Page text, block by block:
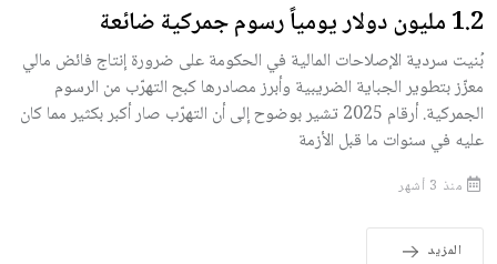
1.2 مليون دولار يومياً رسوم جمركية ضائعة
بُنيت سردية الإصلاحات المالية في الحكومة على ضرورة إنتاج فائض مالي
معزّز بتطوير الجباية الضريبية وأبرز مصادرها كبح التهرّب من الرسوم
الجمركية. أرقام 2025 تشير بوضوح إلى أن التهرّب صار أكبر بكثير مما كان
عليه في سنوات ما قبل الأزمة
منذ 3 أشهر
المزيد